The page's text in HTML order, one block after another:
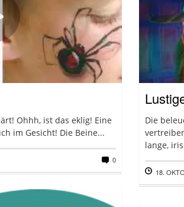
Ohhh, ist das eklig! Eine
im Gesicht! Die Beine...
0
Die
lange,
18.